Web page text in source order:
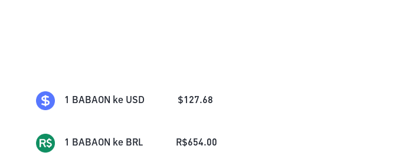
1 BABAON ke USD $127.68
1 BABAON ke BRL R$654.00